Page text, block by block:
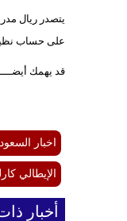
على حساب نظيره يونيون برلين
قد يهمك
اخبار
الإيطالي
أخبار